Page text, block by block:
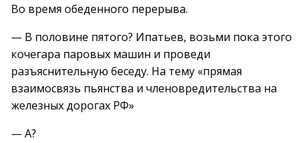
Во время обеденного перерыва.
— В половине пятого? Ипатьев, возьми пока этого
кочегара паровых машин и проведи
разъяснительную беседу. На тему «прямая
взаимосвязь пьянства и членовредительства на
железных дорогах РФ»
— А?